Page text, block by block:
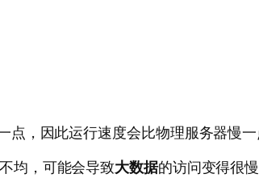
，因此运行速度会比物理服务器慢一
均，可能会导致大数据的访问变得很慢